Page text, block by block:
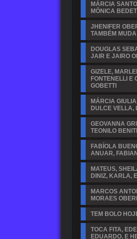
MÁRCIA
MÔNICA
JHENIFER
TAMBÉM
DOUGLAS
JAIR E JAIRO
GIZELE,
FONTENELLI E
GOBETTI
MÁRCIA
DULCE VELLA,
GEOVANNA
TEONILO
FABÍOLA
ANUAR,
MATEUS,
DINIZ, KARLA,
MARCOS
MORAES
TEM BOLO
TOCA FITA,
EDUARDO, E